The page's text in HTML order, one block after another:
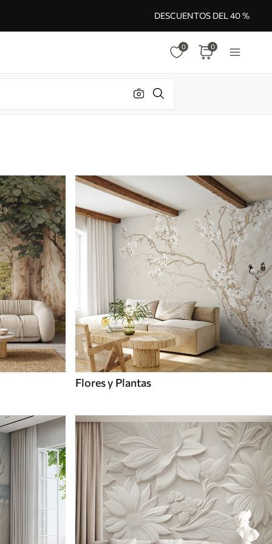
DESCUENTOS DEL 40 %
0 0
Flores y Plantas